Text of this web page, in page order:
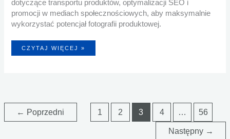
dotyczące transportu produktów, optymalizacji SEO i
promocji w mediach społecznościowych, aby maksymalnie
wykorzystać potencjał fotografii produktowej.
JAK
PRZYGOTOWAĆ
KTÓRE
MUSISZ
WIEDZIEĆ
CZYTAJ WIĘCEJ »
← Poprzedni 1 2 3 4 … 56
Następny →